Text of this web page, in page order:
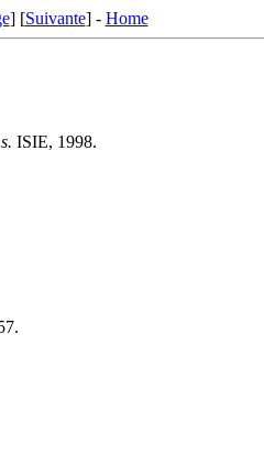
] [Suivante] - Home
ISIE, 1998.